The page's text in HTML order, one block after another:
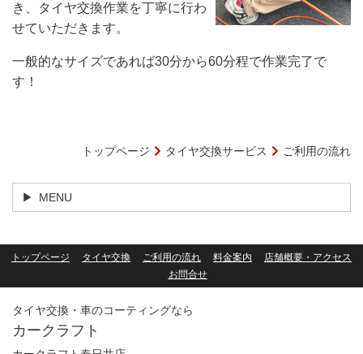
き、タイヤ交換作業を丁寧に行わ
せていただきます。
一般的なサイズであれば30分から60分程で作業完了で
す！
トップページ タイヤ交換サービス ご利用の流れ
MENU
トップページ タイヤ交換 ご利用の流れ 料金案内
店舗概要・アクセス
お問合せ
タイヤ交換・車のコーティングなら
カークラフト